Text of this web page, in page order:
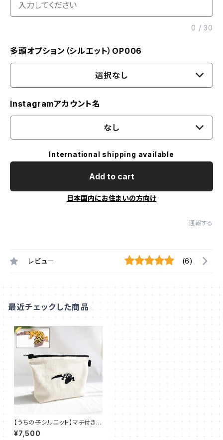
0 /30
多頭オプション（シルエット）OP006
選択なし
Instagramアカウント名
なし
International shipping available
Add to cart
日本国内にお住まいの方向け
通報する
レビュー (6)
最近チェックした商品
【うちの子シルエット】マチ付きポ
ーチ ファスナーポーチ 化粧ポ
ーチ 大きめ プレゼント【刺繍】U
¥7,500